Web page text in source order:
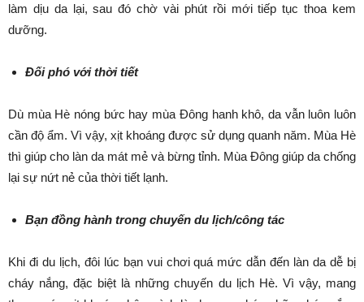
làm dịu da lại, sau đó chờ vài phút rồi mới tiếp tục thoa kem
dưỡng.
Đối phó với thời tiết
Dù mùa Hè nóng bức hay mùa Đông hanh khô, da vẫn luôn luôn
cần độ ẩm. Vì vậy, xịt khoáng được sử dụng quanh năm. Mùa Hè
thì giúp cho làn da mát mẻ và bừng tỉnh. Mùa Đông giúp da chống
lại sự nứt nẻ của thời tiết lạnh.
Bạn đồng hành trong chuyến du lịch/công tác
Khi đi du lịch, đôi lúc bạn vui chơi quá mức dẫn đến làn da dễ bị
cháy nắng, đặc biệt là những chuyến du lịch Hè. Vì vậy, mang